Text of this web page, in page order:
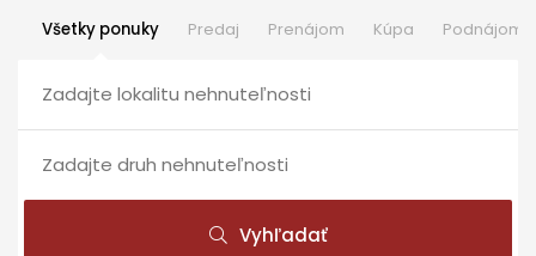
Všetky ponuky Predaj Prenájom Kúpa Podnájom
Vyhľadať